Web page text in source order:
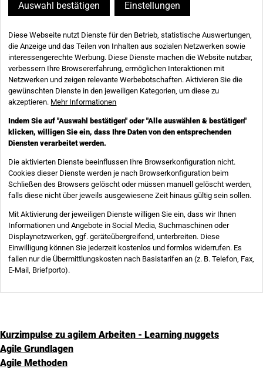
Kurzimpulse zu agilem Arbeiten - Learning nuggets
Agile Grundlagen
Agile Methoden